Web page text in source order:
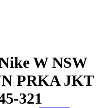
W NSW
PRKA JKT
321